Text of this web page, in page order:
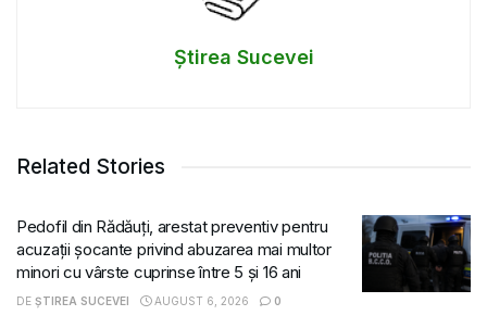
Știrea Sucevei
Related Stories
Pedofil din Rădăuți, arestat preventiv pentru
acuzații șocante privind abuzarea mai multor
minori cu vârste cuprinse între 5 și 16 ani
DE ȘTIREA SUCEVEI AUGUST 6, 2026 0